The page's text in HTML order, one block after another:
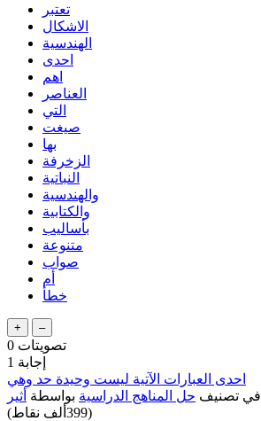
تعتبر
الاشكال
الهندسية
احدى
اهم
العناصر
التي
صيغت
بها
الزخرفة
النباتية
والهندسية
والكتابية
بأساليب
متنوعة
صواب
أم
خطأ
0 تصويتات
1 إجابة
احدى العبارات الآتية ليست وحيدة حد وهي
في تصنيف حل المناهج الدراسية بواسطة أثير
(399ألف نقاط)